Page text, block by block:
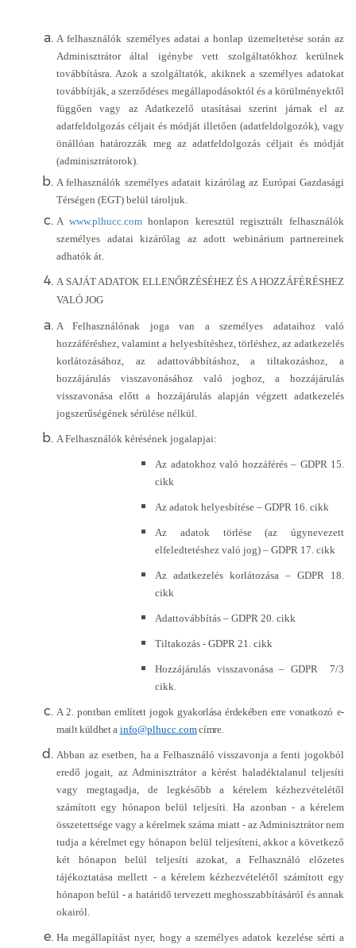
A felhasználók személyes adatai a honlap üzemeltetése során az
Adminisztrátor által igénybe vett szolgáltatókhoz kerülnek
továbbításra. Azok a szolgáltatók, akiknek a személyes adatokat
továbbítják, a szerződéses megállapodásoktól és a körülményektől
függően vagy az Adatkezelő utasításai szerint járnak el az
adatfeldolgozás céljait és módját illetően (adatfeldolgozók), vagy
önállóan határozzák meg az adatfeldolgozás céljait és módját
(adminisztrátorok).
A felhasználók személyes adatait kizárólag az Európai Gazdasági
Térségen (EGT) belül tároljuk.
A www.plhucc.comhonlapon keresztül regisztrált felhasználók
személyes adatai kizárólag az adott webinárium partnereinek
adhatók át.
A SAJÁT ADATOK ELLENŐRZÉSÉHEZ ÉS A HOZZÁFÉRÉSHEZ
VALÓ JOG
A Felhasználónak joga van a személyes adataihoz való
hozzáféréshez, valamint a helyesbítéshez, törléshez, az adatkezelés
korlátozásához, az adattovábbításhoz, a tiltakozáshoz, a
hozzájárulás visszavonásához való joghoz, a hozzájárulás
visszavonása előtt a hozzájárulás alapján végzett adatkezelés
jogszerűségének sérülése nélkül.
A Felhasználók kérésének jogalapjai:
Az adatokhoz való hozzáférés – GDPR 15.
cikk
Az adatok helyesbítése – GDPR 16. cikk
Az adatok törlése (az úgynevezett
elfeledtetéshez való jog) – GDPR 17. cikk
Az adatkezelés korlátozása – GDPR 18.
cikk
Adattovábbítás – GDPR 20. cikk
Tiltakozás - GDPR 21. cikk
Hozzájárulás visszavonása – GDPR 7/3
cikk.
A 2. pontban említett jogok gyakorlása érdekében erre vonatkozó e-
mailt küldhet a info@plhucc.comcímre.
Abban az esetben, ha a Felhasználó visszavonja a fenti jogokból
eredő jogait, az Adminisztrátor a kérést haladéktalanul teljesíti
vagy megtagadja, de legkésőbb a kérelem kézhezvételétől
számított egy hónapon belül teljesíti. Ha azonban - a kérelem
összetettsége vagy a kérelmek száma miatt - az Adminisztrátor nem
tudja a kérelmet egy hónapon belül teljesíteni, akkor a következő
két hónapon belül teljesíti azokat, a Felhasználó előzetes
tájékoztatása mellett - a kérelem kézhezvételétől számított egy
hónapon belül - a határidő tervezett meghosszabbításáról és annak
okairól.
Ha megállapítást nyer, hogy a személyes adatok kezelése sérti a